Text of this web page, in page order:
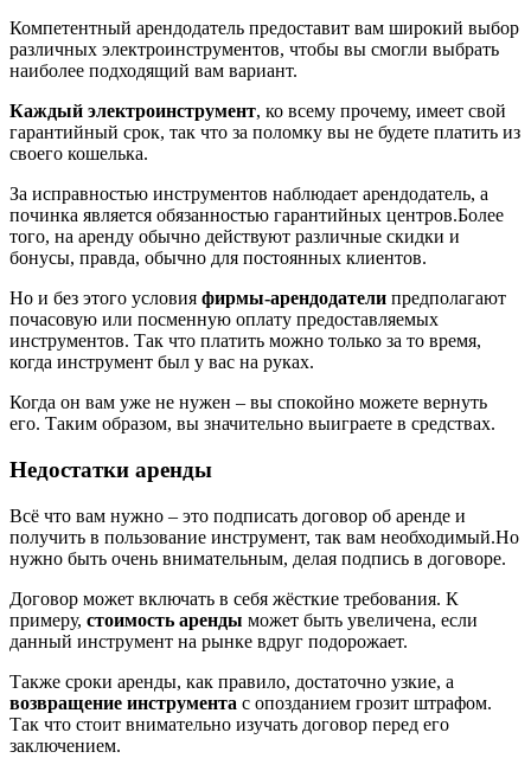
Компетентный арендодатель предоставит вам широкий выбор
различных электроинструментов, чтобы вы смогли выбрать
наиболее подходящий вам вариант.
Каждый электроинструмент, ко всему прочему, имеет свой
гарантийный срок, так что за поломку вы не будете платить из
своего кошелька.
За исправностью инструментов наблюдает арендодатель, а
починка является обязанностью гарантийных центров.Более
того, на аренду обычно действуют различные скидки и
бонусы, правда, обычно для постоянных клиентов.
Но и без этого условия фирмы-арендодатели предполагают
почасовую или посменную оплату предоставляемых
инструментов. Так что платить можно только за то время,
когда инструмент был у вас на руках.
Когда он вам уже не нужен – вы спокойно можете вернуть
его. Таким образом, вы значительно выиграете в средствах.
Недостатки аренды
Всё что вам нужно – это подписать договор об аренде и
получить в пользование инструмент, так вам необходимый.Но
нужно быть очень внимательным, делая подпись в договоре.
Договор может включать в себя жёсткие требования. К
примеру, стоимость аренды может быть увеличена, если
данный инструмент на рынке вдруг подорожает.
Также сроки аренды, как правило, достаточно узкие, а
возвращение инструмента с опозданием грозит штрафом.
Так что стоит внимательно изучать договор перед его
заключением.